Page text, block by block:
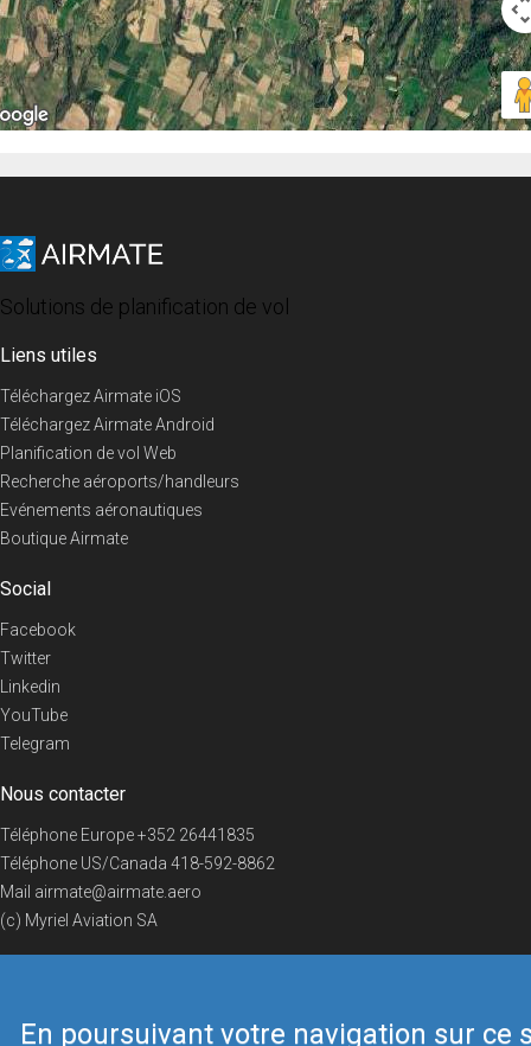
En poursuivant votre navigation sur ce
Solutions de planification de vol
Liens utiles
Téléchargez Airmate iOS
Téléchargez Airmate Android
Planification de vol Web
Recherche aéroports/handleurs
Evénements aéronautiques
Boutique Airmate
Social
Facebook
Twitter
Linkedin
YouTube
Telegram
Nous contacter
Téléphone Europe+352 26441835
Téléphone US/Canada 418-592-8862
Mail airmate@airmate.aero
(c) Myriel Aviation SA
© 2019 Airmate -Conditions d'utilisation-Vie privée Back to top